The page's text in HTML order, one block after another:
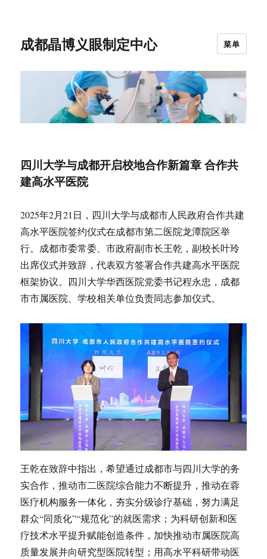
成都晶博义眼制定中心 菜单
四川大学与成都开启校地合作新篇章 合作共
建高水平医院
2025年2月21日，四川大学与成都市人民政府合作共建
高水平医院签约仪式在成都市第二医院龙潭院区举
行。成都市委常委、市政府副市长王乾，副校长叶玲
出席仪式并致辞，代表双方签署合作共建高水平医院
框架协议。四川大学华西医院党委书记程永忠，成都
市市属医院、学校相关单位负责同志参加仪式。
王乾在致辞中指出，希望通过成都市与四川大学的务
实合作，推动市二医院综合能力不断提升，推动在蓉
医疗机构服务一体化，夯实分级诊疗基础，努力满足
群众“同质化”“规范化”的就医需求；为科研创新和医
疗技术水平提升赋能创造条件，加快推动市属医院高
质量发展并向研究型医院转型；用高水平科研带动医